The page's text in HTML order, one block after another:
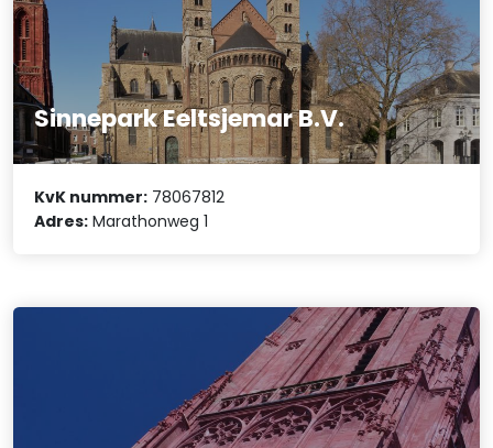
Sinnepark Eeltsjemar B.V.
KvK nummer: 78067812
Adres: Marathonweg 1